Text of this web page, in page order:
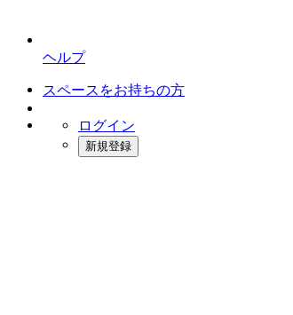
ヘルプ
スペースをお持ちの方
ログイン
新規登録